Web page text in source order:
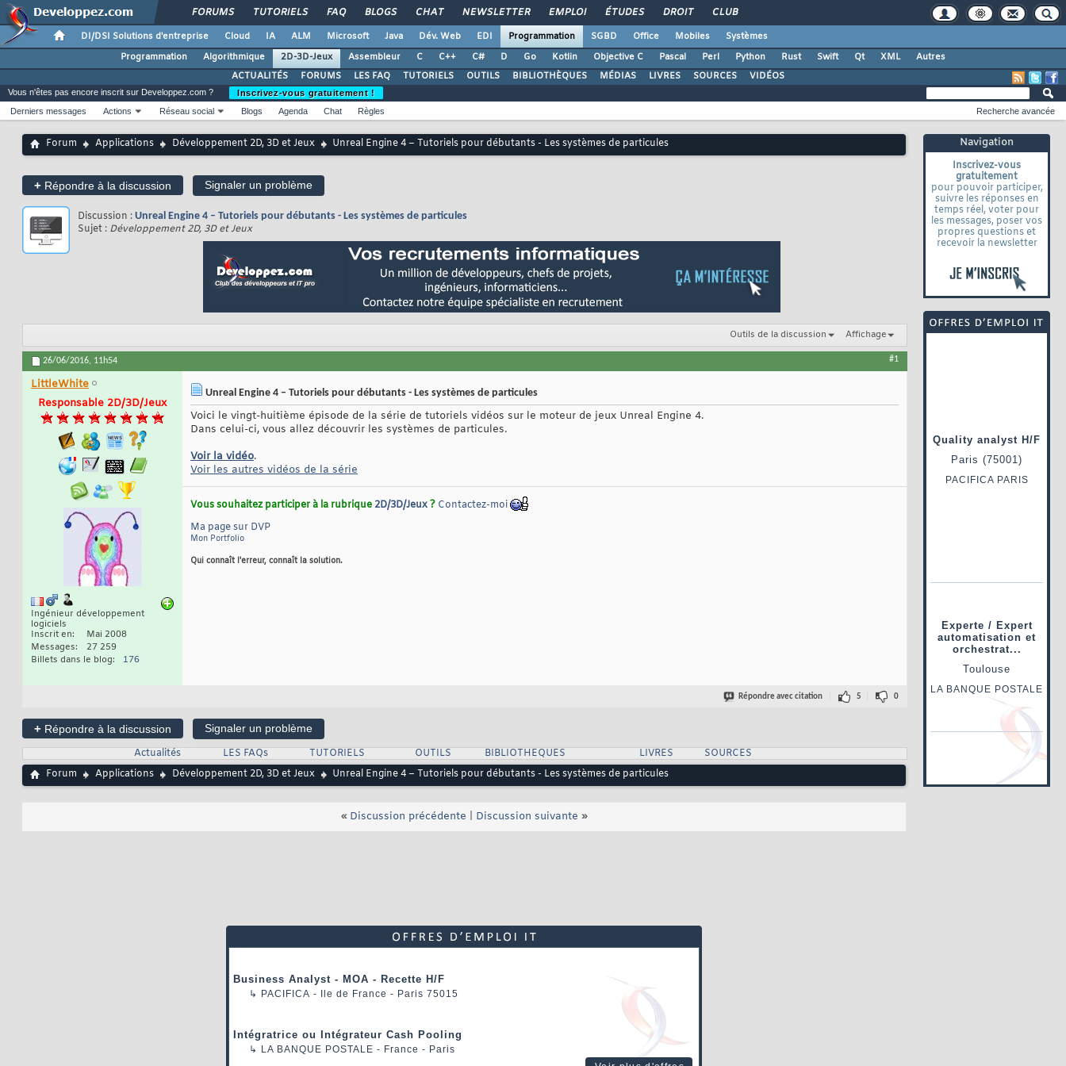
FORUMS TUTORIELS FAQ BLOGS CHAT NEWSLETTER EMPLOI ÉTUDES DROIT CLUB
DI/DSI Solutions d'entreprise Cloud IA ALM Microsoft Java Dév. Web EDI Programmation SGBD Office Mobiles
Systèmes
Programmation
Algorithmique 2D-3D-Jeux Assembleur C C++ C# D Go Kotlin Objective C Pascal Perl Python Rust Swift Qt XML
Autres
ACTUALITÉS
FORUMS LES FAQ TUTORIELS OUTILS BIBLIOTHÈQUES MÉDIAS LIVRES SOURCES VIDÉOS
Navigation
Inscrivez-vous
gratuitement
pour pouvoir participer,
suivre les réponses en
temps réel, voter pour
les messages, poser vos
propres questions et
recevoir la newsletter
Vous n'êtes pas encore inscrit sur Developpez.com ?
Inscrivez-vous gratuitement !
Derniers messages
Actions Réseau social Blogs Agenda Chat Règles Recherche avancée
Forum Applications Développement 2D, 3D et Jeux Unreal Engine 4 – Tutoriels pour débutants - Les systèmes de particules
+ Répondre à la discussion Signaler un problème
Discussion : Unreal Engine 4 – Tutoriels pour débutants - Les systèmes de particules
Sujet : Développement 2D, 3D et Jeux
Outils de la discussion Affichage
26/06/2016, 11h54 #1
LittleWhite
Responsable 2D/3D/Jeux
Ingénieur développement
logiciels
Inscrit en
Mai 2008
Messages
27 259
Billets dans le blog
176
Unreal Engine 4 – Tutoriels pour débutants - Les systèmes de particules
Voici le vingt-huitième épisode de la série de tutoriels vidéos sur le moteur de jeux Unreal Engine 4.
Dans celui-ci, vous allez découvrir les systèmes de particules.
Voir la vidéo.
Voir les autres vidéos de la série
Vous souhaitez participer à la rubrique 2D/3D/Jeux? Contactez-moi
Ma page sur DVP
Mon Portfolio
Qui connaît l'erreur, connaît la solution.
Répondre avec citation 5 0
+ Répondre à la discussion
Signaler un problème
Actualités
LES FAQs TUTORIELS OUTILS BIBLIOTHEQUES LIVRES
SOURCES
Forum
Applications Développement 2D, 3D et Jeux Unreal Engine 4 – Tutoriels pour débutants - Les systèmes de particules
« Discussion précédente Discussion suivante »
Business Analyst - MOA - Recette H/F
↳ PACIFICA - Ile de France - Paris 75015
Intégratrice ou Intégrateur Cash Pooling
↳ LA BANQUE POSTALE - France - Paris